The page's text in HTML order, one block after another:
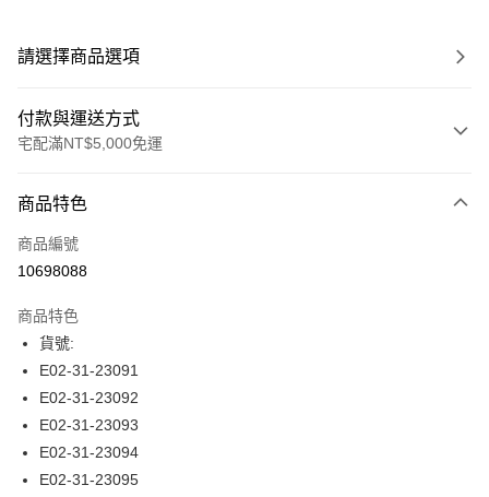
請選擇商品選項
付款與運送方式
宅配滿NT$5,000免運
信用卡一次付款
LINE Pay
街口支付
悠遊付
全盈+PAY
AFTEE先享後付
相關說明
商品特色
商品編號
10698088
商品特色
貨號:
E02-31-23091
E02-31-23092
E02-31-23093
E02-31-23094
E02-31-23095